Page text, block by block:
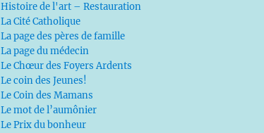
Histoire de l'art – Restauration
La Cité Catholique
La page des pères de famille
La page du médecin
Le Chœur des Foyers Ardents
Le coin des Jeunes!
Le Coin des Mamans
Le mot de l’aumônier
Le Prix du bonheur